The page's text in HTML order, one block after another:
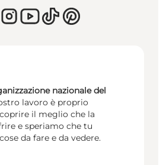
nazionale del
lavoro è proprio
il meglio che la
e speriamo che tu
da fare e da vedere.